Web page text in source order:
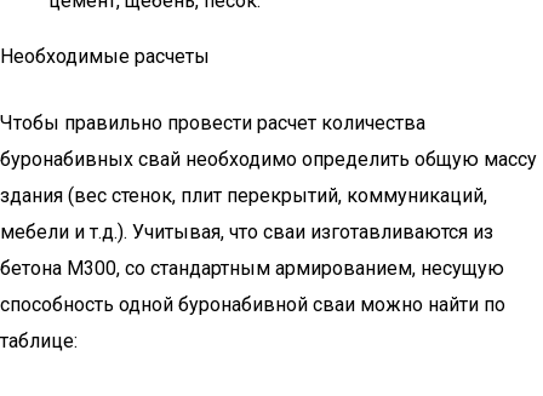
Необходимые расчеты
Чтобы правильно провести расчет количества
буронабивных свай необходимо определить общую массу
здания (вес стенок, плит перекрытий, коммуникаций,
мебели и т.д.). Учитывая, что сваи изготавливаются из
бетона М300, со стандартным армированием, несущую
способность одной буронабивной сваи можно найти по
таблице: